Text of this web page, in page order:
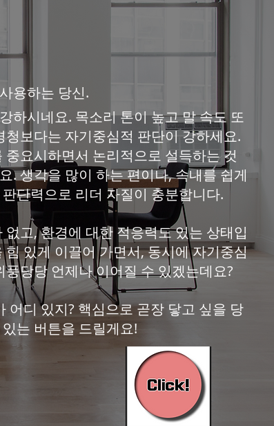
용하는 당신.
하시네요. 목소리 톤이 높고 말 속도 또
보다는 자기중심적 판단이 강하세요.
요시하면서 논리적으로 설득하는 것
. 생각을 많이 하는 편이나, 속내를 쉽게
단력으로 리더 자질이 충분합니다.
고, 환경에 대한 적응력도 있는 상태입
있게 이끌어 가면서, 동시에 자기중심
당당 언제나 이어질 수 있겠는데요?
어디 있지? 핵심으로 곧장 닿고 싶을 당
는 버튼을 드릴게요!